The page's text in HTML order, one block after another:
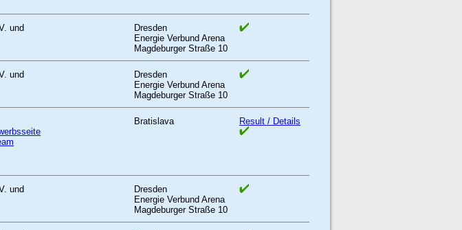
und
Dresden
Energie Verbund Arena
Magdeburger Straße 10
und
Dresden
Energie Verbund Arena
Magdeburger Straße 10
Bratislava Result / Details
und
Dresden
Energie Verbund Arena
Magdeburger Straße 10